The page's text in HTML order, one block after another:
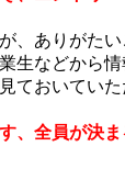
、ありがた
生などから
おいてい
全員が決ま